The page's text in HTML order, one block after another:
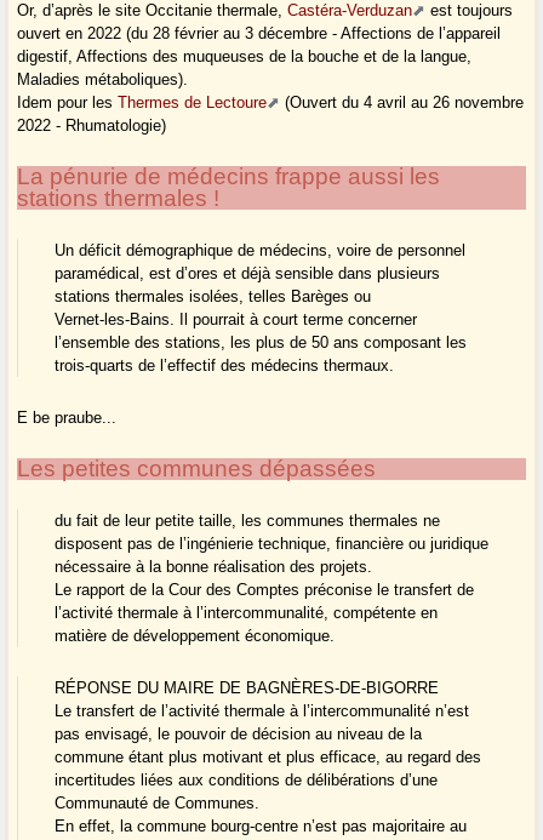
Or, d’après le site Occitanie thermale,Castéra-Verduzan
est toujours
ouvert en 2022 (du 28 février au 3 décembre - Affections de l’appareil
digestif, Affections des muqueuses de la bouche et de la langue,
Maladies métaboliques).
Idem pour lesThermes de Lectoure
(Ouvert du 4 avril au 26 novembre
2022 - Rhumatologie)
La pénurie de médecins frappe aussi les
stations thermales !
Un déficit démographique de médecins, voire de personnel
paramédical, est d’ores et déjà sensible dans plusieurs
stations thermales isolées, telles Barèges ou
Vernet-les-Bains. Il pourrait à court terme concerner
l’ensemble des stations, les plus de 50 ans composant les
trois-quarts de l’effectif des médecins thermaux.
E be praube...
Les petites communes dépassées
du fait de leur petite taille, les communes thermales ne
disposent pas de l’ingénierie technique, financière ou juridique
nécessaire à la bonne réalisation des projets.
Le rapport de la Cour des Comptes préconise le transfert de
l’activité thermale à l’intercommunalité, compétente en
matière de développement économique.
RÉPONSE DU MAIRE DE BAGNÈRES-DE-BIGORRE
Le transfert de l’activité thermale à l’intercommunalité n’est
pas envisagé, le pouvoir de décision au niveau de la
commune étant plus motivant et plus efficace, au regard des
incertitudes liées aux conditions de délibérations d’une
Communauté de Communes.
En effet, la commune bourg-centre n’est pas majoritaire au